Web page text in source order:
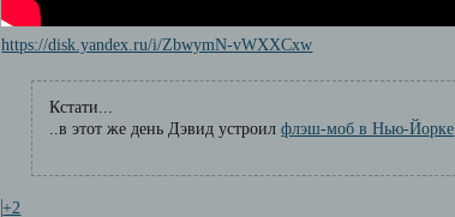
https://disk.yandex.ru/i/ZbwymN-vWXXCxw
Кстати...
..в этот же день Дэвид устроилфлэш-моб в Нью-Йорке
+2